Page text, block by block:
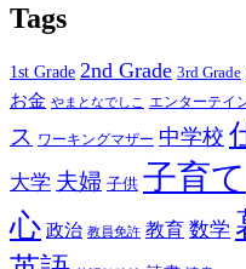
Tags
1st Grade 2nd Grade 3rd Grade
お金 やまとなでしこ エンターテイ
ス ワーキングマザー 中学校
大学 夫婦 子供 子育て
心 政治 教員免許 教育 数学